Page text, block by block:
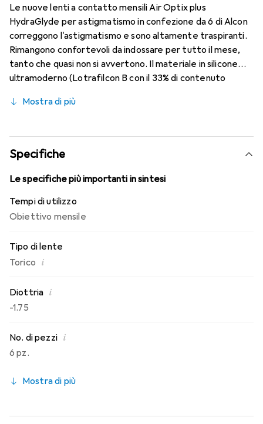
Le nuove lenti a contatto mensili Air Optix plus
HydraGlyde per astigmatismo in confezione da 6 di Alcon
correggono l'astigmatismo e sono altamente traspiranti.
Rimangono confortevoli da indossare per tutto il mese,
tanto che quasi non si avvertono. Il materiale in silicone
ultramoderno (Lotrafilcon B con il 33% di contenuto
HydraGlyde Moisture Matrix e la conosciuta tecnologia
indossabilità che conosci. Comfort e assenza di disturbi
per tutto il giorno con queste lenti mensili.
Mostra di più
Specifiche
Le specifiche più importanti in sintesi
Tempi di utilizzo
Obiettivo mensile
Tipo di lente
Torico i
Diottria i
-1.75
No. di pezzi i
6 pz.
Mostra di più